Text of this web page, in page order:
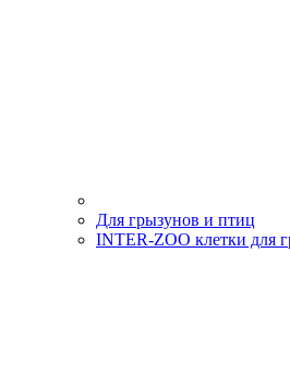
Для грызунов и птиц
INTER-ZOO клетки для